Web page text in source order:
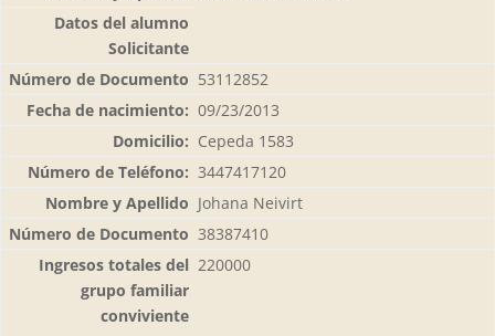
53112852
09/23/2013
Cepeda 1583
3447417120
Johana Neivirt
38387410
220000